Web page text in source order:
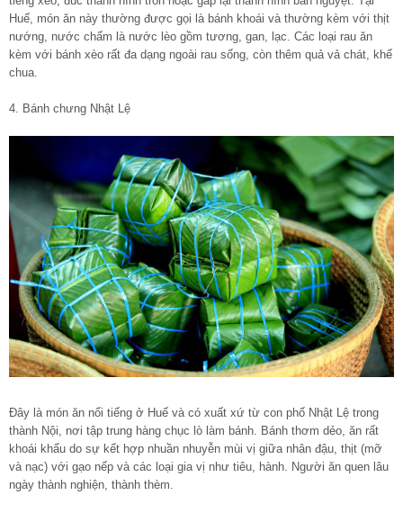
Huế, món ăn này thường được gọi là bánh khoái và thường kèm với thịt
nướng, nước chấm là nước lèo gồm tương, gan, lạc. Các loại rau ăn
kèm với bánh xèo rất đa dạng ngoài rau sống, còn thêm quả vả chát, khế
chua.
4. Bánh chưng Nhật Lệ
Đây là món ăn nổi tiếng ở Huế và có xuất xứ từ con phố Nhật Lệ trong
thành Nội, nơi tập trung hàng chục lò làm bánh. Bánh thơm dẻo, ăn rất
khoái khẩu do sự kết hợp nhuần nhuyễn mùi vị giữa nhân đậu, thịt (mỡ
và nạc) với gạo nếp và các loại gia vị như tiêu, hành. Người ăn quen lâu
ngày thành nghiện, thành thèm.